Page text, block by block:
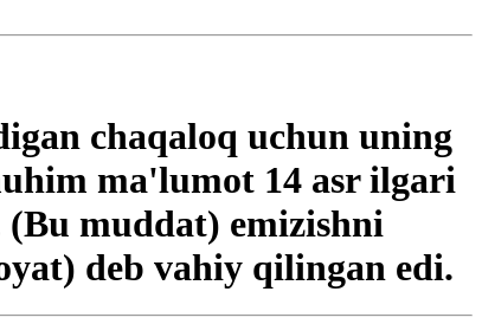
chaqaloq uchun uning
ma'lumot 14 asr ilgari
muddat) emizishni
deb vahiy qilingan edi.